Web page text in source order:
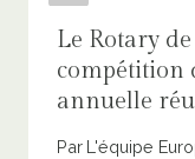
Le Rotary
compétition
annuelle
Par L'équipe